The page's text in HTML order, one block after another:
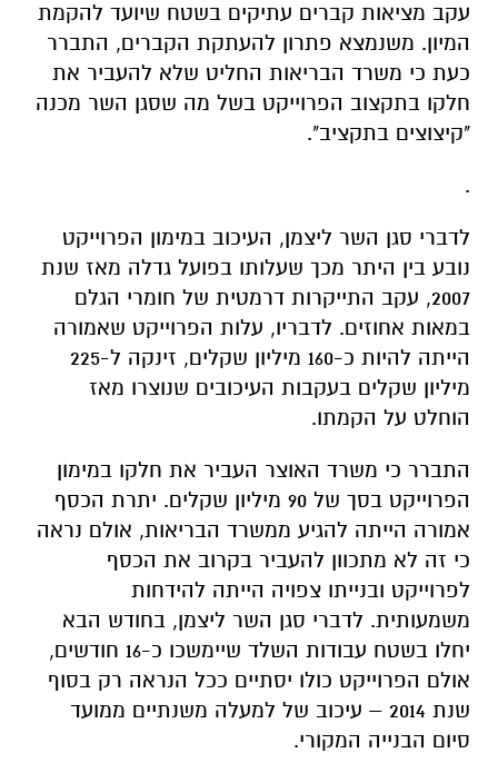
עקב מציאות קברים עתיקים בשטח שיועד להקמת
המיון. משנמצא פתרון להעתקת הקברים, התברר
כעת כי משרד הבריאות החליט שלא להעביר את
חלקו בתקצוב הפרוייקט בשל מה שסגן השר מכנה
"קיצוצים בתקציב".
.
לדברי סגן השר ליצמן, העיכוב במימון הפרוייקט
נובע בין היתר מכך שעלותו בפועל גדלה מאז שנת
2007, עקב התייקרות דרמטית של חומרי הגלם
במאות אחוזים. לדבריו, עלות הפרוייקט שאמורה
הייתה להיות כ-160 מיליון שקלים, זינקה ל-225
מיליון שקלים בעקבות העיכובים שנוצרו מאז
הוחלט על הקמתו.
התברר כי משרד האוצר העביר את חלקו במימון
הפרוייקט בסך של 90 מיליון שקלים. יתרת הכסף
אמורה הייתה להגיע ממשרד הבריאות, אולם נראה
כי זה לא מתכוון להעביר בקרוב את הכסף
לפרוייקט ובנייתו צפויה הייתה להידחות
משמעותית. לדברי סגן השר ליצמן, בחודש הבא
יחלו בשטח עבודות השלד שיימשכו כ-16 חודשים,
אולם הפרוייקט כולו יסתיים ככל הנראה רק בסוף
שנת 2014 – עיכוב של למעלה משנתיים ממועד
סיום הבנייה המקורי.